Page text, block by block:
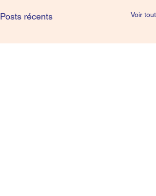
Posts récents Voir tout